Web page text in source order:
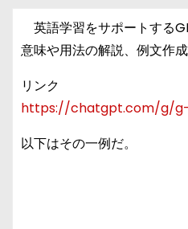
英語学習をサポートする
意味や用法の解説、例文作
リンク
https://chatgpt.com/g/
以下はその一例だ。